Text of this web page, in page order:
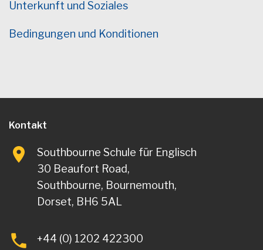
Unterkunft und Soziales
Bedingungen und Konditionen
Kontakt
Southbourne Schule für Englisch
30 Beaufort Road,
Southbourne, Bournemouth,
Dorset, BH6 5AL
+44 (0) 1202 422300